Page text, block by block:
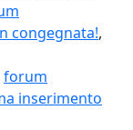
congegnata!,
forum
inserimento